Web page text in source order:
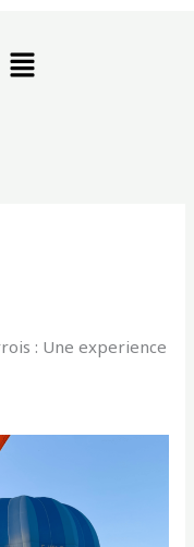
Menu
: Une experience